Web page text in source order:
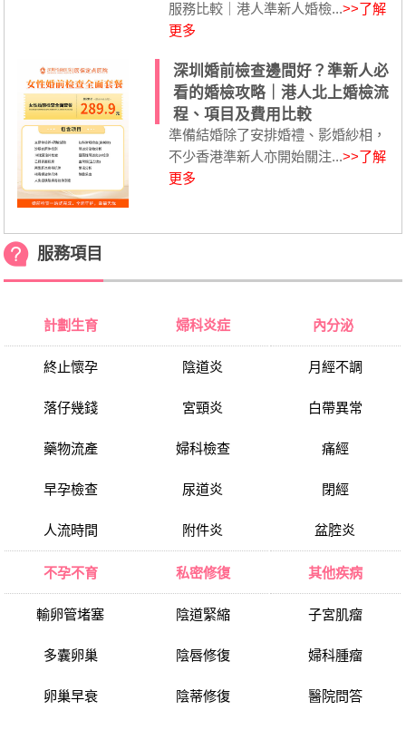
服務比較｜港人準新人婚檢...>>了解
更多
深圳婚前檢查邊間好？準新人必
看的婚檢攻略｜港人北上婚檢流
程、項目及費用比較
準備結婚除了安排婚禮、影婚紗相，
不少香港準新人亦開始關注...>>了解
更多
服務項目
計劃生育
終止懷孕
落仔幾錢
藥物流產
早孕檢查
人流時間
婦科炎症
陰道炎
宮頸炎
婦科檢查
尿道炎
附件炎
內分泌
月經不調
白帶異常
痛經
閉經
盆腔炎
不孕不育
輸卵管堵塞
多囊卵巢
卵巢早衰
私密修復
陰道緊縮
陰唇修復
陰蒂修復
其他疾病
子宮肌瘤
婦科腫瘤
醫院問答